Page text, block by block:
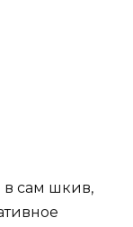
в сам шкив,